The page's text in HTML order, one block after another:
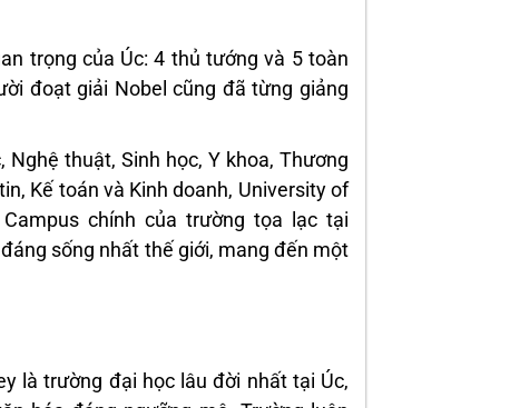
trọng của Úc: 4 thủ tướng và 5 toàn
đoạt giải Nobel cũng đã từng giảng
thuật, Sinh học, Y khoa, Thương
Kế toán và Kinh doanh, University of
chính của trường tọa lạc tại
sống nhất thế giới, mang đến một
là trường đại học lâu đời nhất tại Úc,